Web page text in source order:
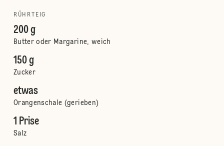
RÜHRTEIG
200 g
Butter oder Margarine, weich
150 g
Zucker
etwas
Orangenschale (gerieben)
1 Prise
Salz